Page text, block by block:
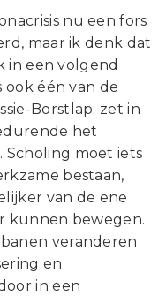
nu een fors
maar ik denk dat
in een volgend
ook één van de
Borstlap: zet in
het
Scholing moet iets
bestaan,
van de ene
kunnen bewegen.
veranderen
en
in een